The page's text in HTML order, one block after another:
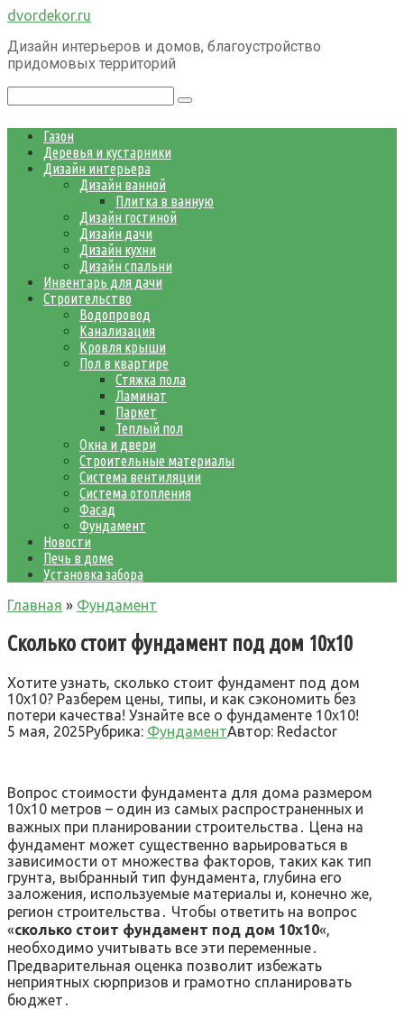
Перейти
контенту
dvordekor.ru
Дизайн интерьеров и домов, благоустройство
придомовых территорий
Газон
Деревья и кустарники
Дизайн интерьера
Дизайн ванной
Плитка в ванную
Дизайн гостиной
Дизайн дачи
Дизайн кухни
Дизайн спальни
Инвентарь для дачи
Строительство
Водопровод
Канализация
Кровля крыши
Пол в квартире
Стяжка пола
Ламинат
Паркет
Теплый пол
Окна и двери
Строительные материалы
Система вентиляции
Система отопления
Фасад
Фундамент
Новости
Печь в доме
Установка забора
Главная » Фундамент
Сколько стоит фундамент под дом 10х10
Хотите узнать, сколько стоит фундамент под дом
10х10? Разберем цены, типы, и как сэкономить без
потери качества! Узнайте все о фундаменте 10х10!
5 мая, 2025Рубрика: ФундаментАвтор: Redactor
Вопрос стоимости фундамента для дома размером
10х10 метров – один из самых распространенных и
важных при планировании строительства․ Цена на
фундамент может существенно варьироваться в
зависимости от множества факторов, таких как тип
грунта, выбранный тип фундамента, глубина его
заложения, используемые материалы и, конечно же,
регион строительства․ Чтобы ответить на вопрос
«сколько стоит фундамент под дом 10х10«,
необходимо учитывать все эти переменные․
Предварительная оценка позволит избежать
неприятных сюрпризов и грамотно спланировать
бюджет․